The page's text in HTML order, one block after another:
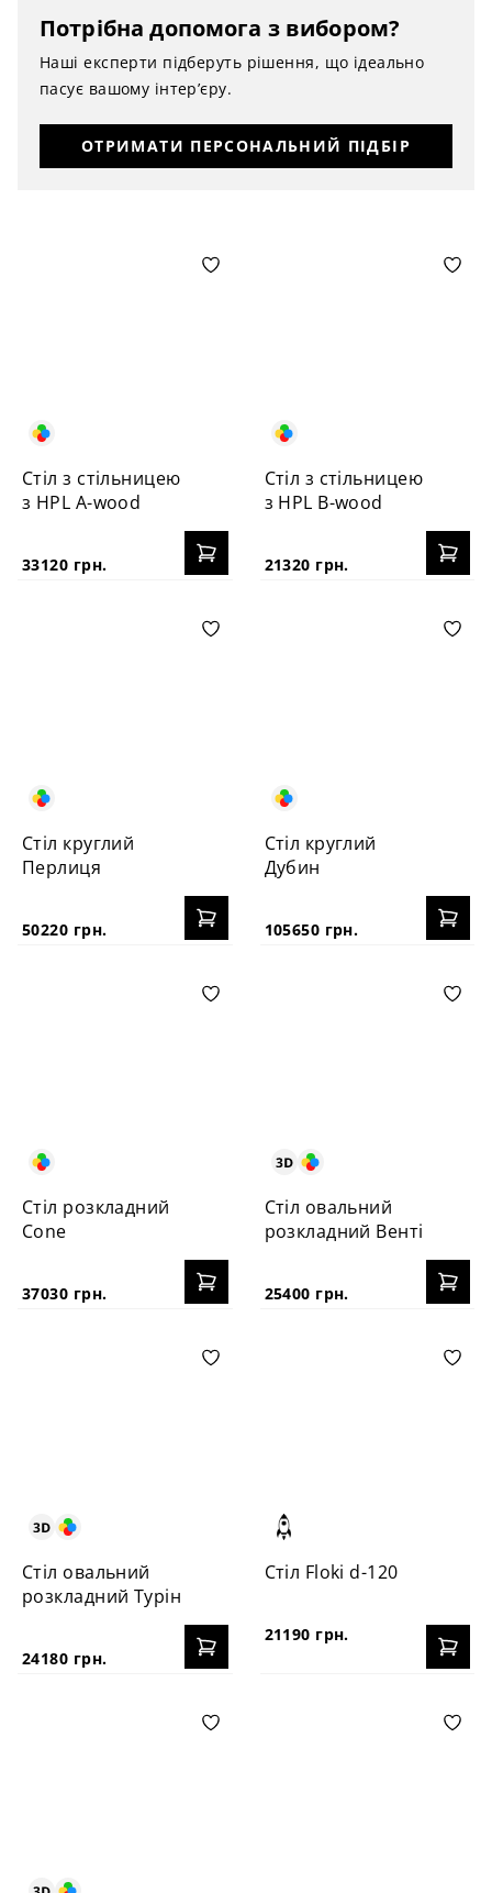
Потрібна допомога з вибором?
Наші експерти підберуть рішення, що ідеально
пасує вашому інтер’єру.
ОТРИМАТИ ПЕРСОНАЛЬНИЙ ПІДБІР
Стіл з стільницею
з HPL A-wood
33120 грн.
Стіл з стільницею
з HPL B-wood
21320 грн.
Стіл круглий
Перлиця
50220 грн.
Стіл круглий
Дубин
105650 грн.
Стіл розкладний
Cone
37030 грн.
Стіл овальний
розкладний Венті
25400 грн.
Стіл овальний
розкладний Турін
24180 грн.
Стіл Floki d-120
21190 грн.